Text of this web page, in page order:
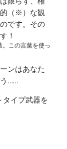
的（※）な観
です。その
！
この言葉を使っ
ンはあなた
う……
タイプ武器を